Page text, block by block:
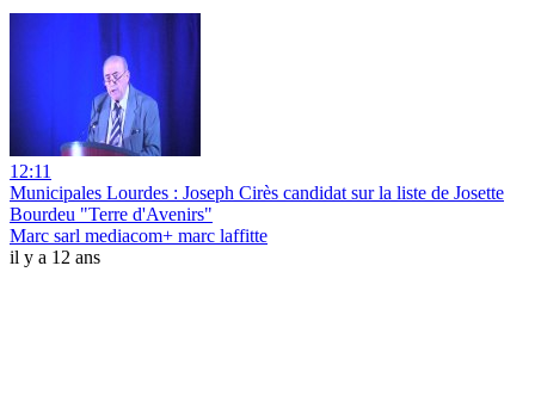
12:11
Municipales Lourdes : Joseph Cirès candidat sur la liste de Josette
Bourdeu "Terre d'Avenirs"
Marc sarl mediacom+ marc laffitte
il y a 12 ans